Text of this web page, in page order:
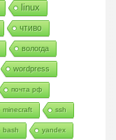
linux
чтиво
вологда
wordpress
почта рф
minecraft ssh
bash yandex